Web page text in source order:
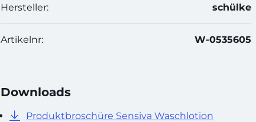
Hersteller: schülke
Artikelnr: W-0535605
Downloads
Produktbroschüre Sensiva Waschlotion